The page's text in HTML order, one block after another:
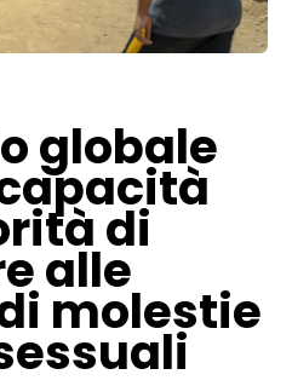
globale
di
alle
molestie